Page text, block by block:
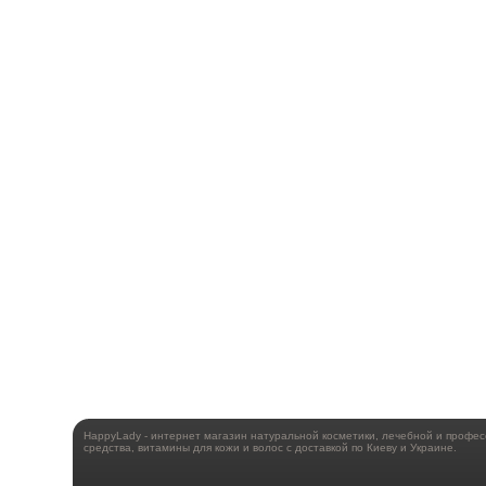
HappyLady - интернет магазин натуральной косметики, лечебной и
средства, витамины для кожи и волос с доставкой по Киеву и Украине.